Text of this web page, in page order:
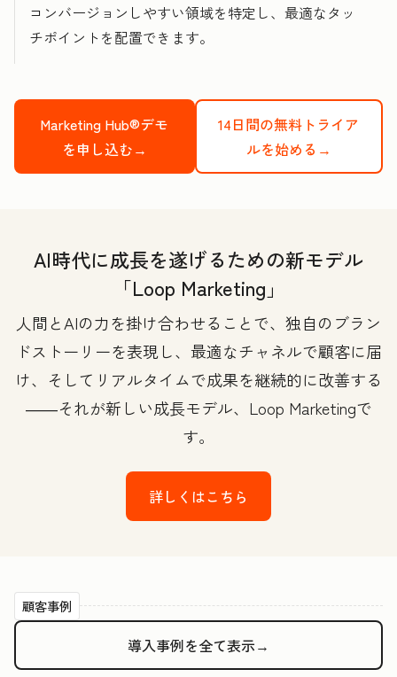
コンバージョンしやすい領域を特定し、最適なタッ
チポイントを配置できます。
Marketing Hub®デモ
を申し込む→
14日間の無料トライア
ルを始める→
AI時代に成長を遂げるための新モデル
「Loop Marketing」
人間とAIの力を掛け合わせることで、独自のブラン
ドストーリーを表現し、最適なチャネルで顧客に届
け、そしてリアルタイムで成果を継続的に改善する
――それが新しい成長モデル、Loop Marketingで
す。
詳しくはこちら
顧客事例
導入事例を全て表示→